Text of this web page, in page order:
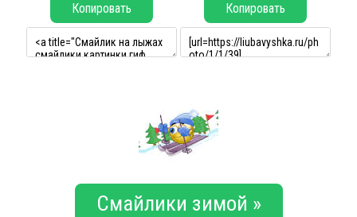
Копировать Копировать
Смайлики зимой »